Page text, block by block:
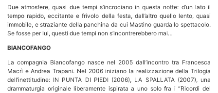
Due atmosfere, quasi due tempi s’incrociano in questa notte: d’un lato il
tempo rapido, eccitante e frivolo della festa, dall’altro quello lento, quasi
immobile, e straziante della panchina da cui Mastino guarda lo spettacolo.
Se fosse per lui, questi due tempi non s’incontrerebbero mai…
BIANCOFANGO
La compagnia Biancofango nasce nel 2005 dall’incontro tra Francesca
Macrì e Andrea Trapani. Nel 2006 iniziano la realizzazione della Trilogia
dell’inettitudine: IN PUNTA DI PIEDI (2006), LA SPALLATA (2007), una
drammaturgia originale liberamente ispirata a uno solo fra i “Ricordi del